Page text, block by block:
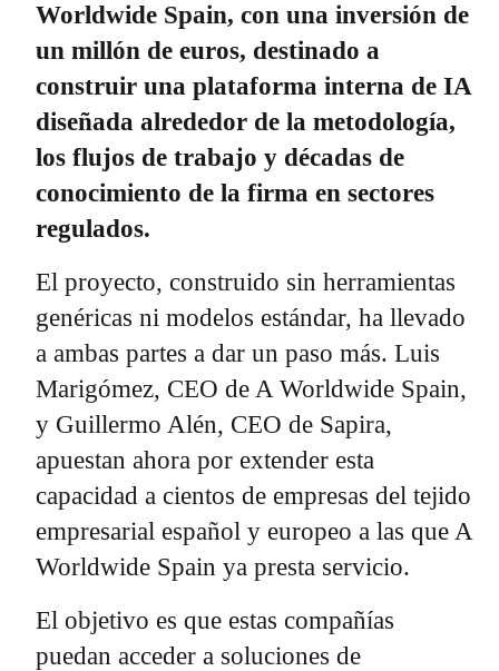
Worldwide Spain, con una inversión de
un millón de euros, destinado a
construir una plataforma interna de IA
diseñada alrededor de la metodología,
los flujos de trabajo y décadas de
conocimiento de la firma en sectores
regulados.
El proyecto, construido sin herramientas
genéricas ni modelos estándar, ha llevado
a ambas partes a dar un paso más. Luis
Marigómez, CEO de A Worldwide Spain,
y Guillermo Alén, CEO de Sapira,
apuestan ahora por extender esta
capacidad a cientos de empresas del tejido
empresarial español y europeo a las que A
Worldwide Spain ya presta servicio.
El objetivo es que estas compañías
puedan acceder a soluciones de